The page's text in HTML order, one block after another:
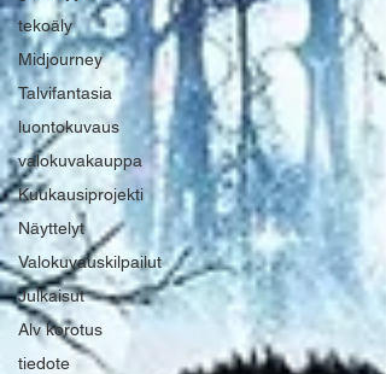
tekoäly
Midjourney
Talvifantasia
luontokuvaus
valokuvakauppa
Kuukausiprojekti
Näyttelyt
Valokuvauskilpailut
Julkaisut
Alv korotus
tiedote